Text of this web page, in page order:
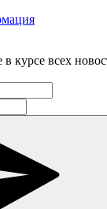
курсе всех